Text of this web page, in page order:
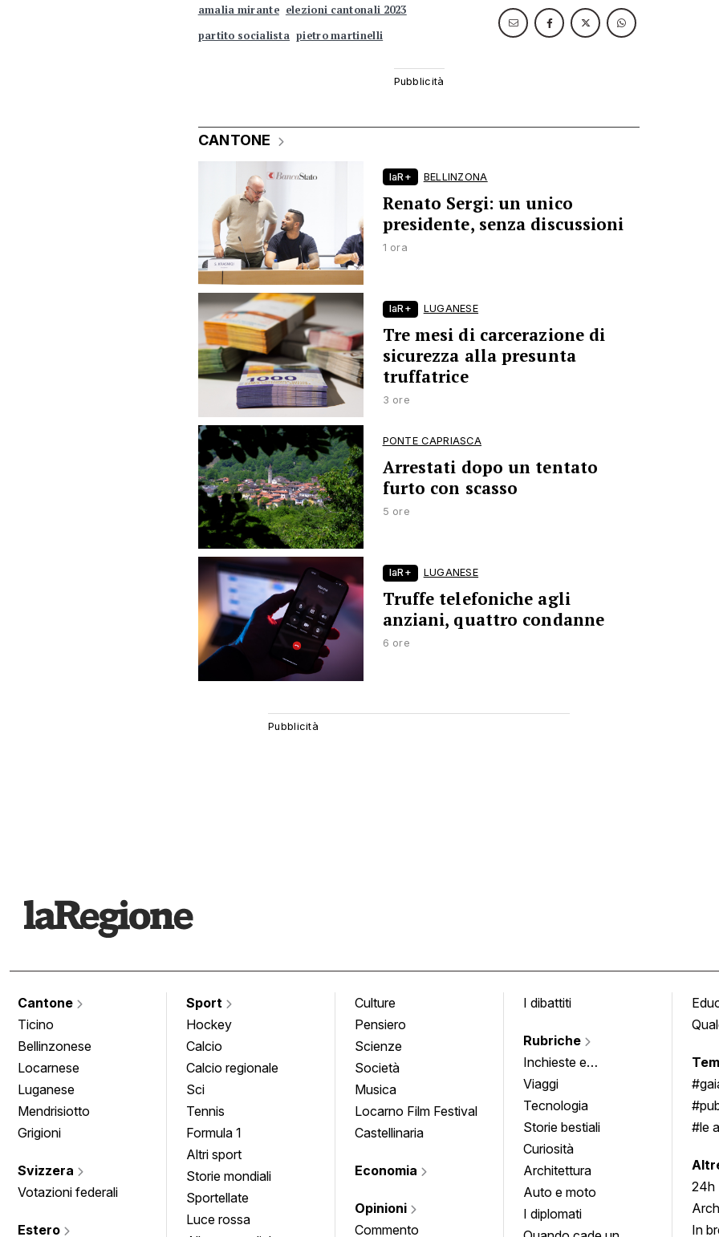
amalia mirante elezioni cantonali 2023
partito socialista pietro martinelli
CANTONE
laR+ BELLINZONA
Renato Sergi: un unico
presidente, senza discussioni
1 ora
laR+ LUGANESE
Tre mesi di carcerazione di
sicurezza alla presunta
truffatrice
3 ore
PONTE CAPRIASCA
Arrestati dopo un tentato
furto con scasso
5 ore
laR+ LUGANESE
Truffe telefoniche agli
anziani, quattro condanne
6 ore
Cantone
Ticino
Bellinzonese
Locarnese
Luganese
Mendrisiotto
Grigioni
Svizzera
Votazioni federali
Estero
Sport
Hockey
Calcio
Calcio regionale
Sci
Tennis
Formula 1
Altri sport
Storie mondiali
Sportellate
Luce rossa
Culture
Pensiero
Scienze
Società
Musica
Locarno Film Festival
Castellinaria
Economia
Opinioni
Commento
I dibattiti
Rubriche
Inchieste e
approfondimenti
Viaggi
Tecnologia
Storie bestiali
Curiosità
Architettura
Auto e moto
I diplomati
#le
24h
In